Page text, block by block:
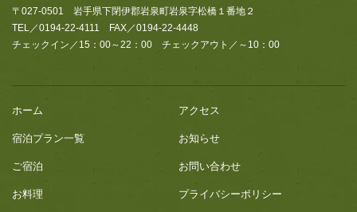
〒027-0501 岩手県下閉伊郡岩泉町岩泉字松橋１番地２
TEL／0194-22-4111 FAX／0194-22-4448
チェックイン／15：00～22：00 チェックアウト／～10：00
ホーム
宿泊プラン一覧
ご宿泊
お料理
アクセス
お知らせ
お問い合わせ
プライバシーポリシー